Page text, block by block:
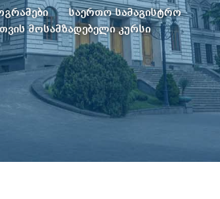
საერთო სამაგისტრო
მოსამზადებელი კურსი